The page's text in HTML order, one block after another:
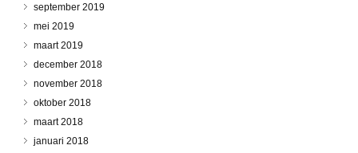
september 2019
mei 2019
maart 2019
december 2018
november 2018
oktober 2018
maart 2018
januari 2018